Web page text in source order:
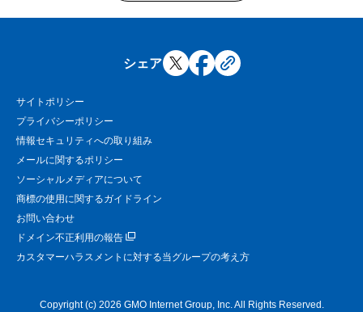
シェア
サイトポリシー
プライバシーポリシー
情報セキュリティへの取り組み
メールに関するポリシー
ソーシャルメディアについて
商標の使用に関するガイドライン
お問い合わせ
ドメイン不正利用の報告
カスタマーハラスメントに対する当グループの考え方
Copyright (c) 2026 GMO Internet Group, Inc. All Rights Reserved.